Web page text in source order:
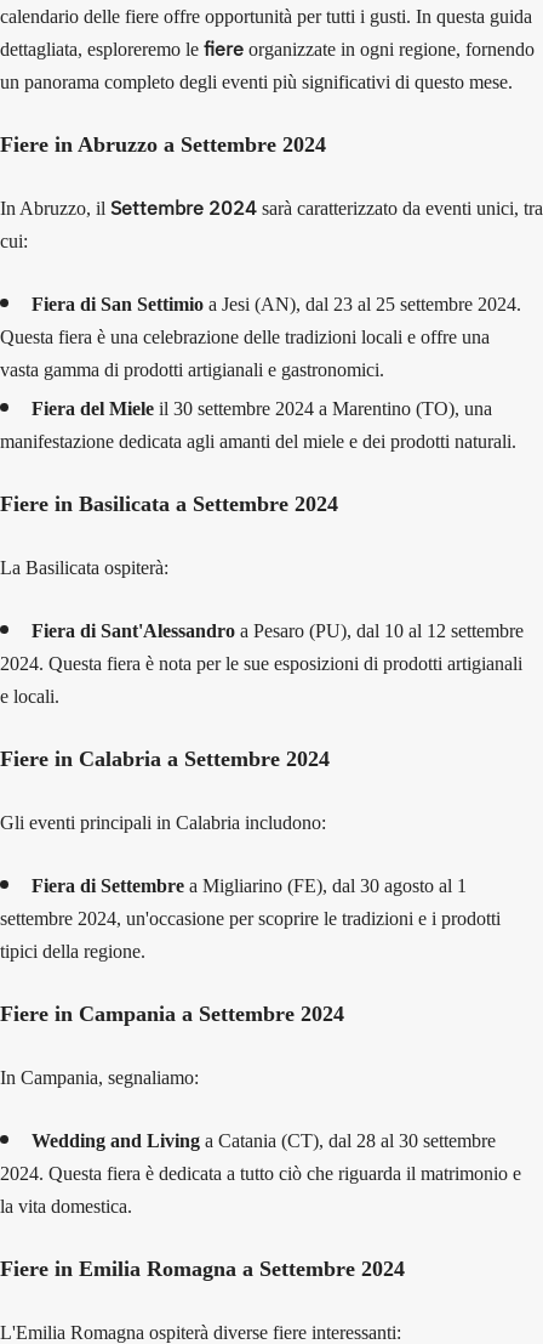
calendario delle fiere offre opportunità per tutti i gusti. In questa guida
dettagliata, esploreremo le fiere organizzate in ogni regione, fornendo
un panorama completo degli eventi più significativi di questo mese.
Fiere in Abruzzo a Settembre 2024
In Abruzzo, il Settembre 2024 sarà caratterizzato da eventi unici, tra
cui:
Fiera di San Settimio a Jesi (AN), dal 23 al 25 settembre 2024.
Questa fiera è una celebrazione delle tradizioni locali e offre una
vasta gamma di prodotti artigianali e gastronomici.
Fiera del Miele il 30 settembre 2024 a Marentino (TO), una
manifestazione dedicata agli amanti del miele e dei prodotti naturali.
Fiere in Basilicata a Settembre 2024
La Basilicata ospiterà:
Fiera di Sant'Alessandro a Pesaro (PU), dal 10 al 12 settembre
2024. Questa fiera è nota per le sue esposizioni di prodotti artigianali
e locali.
Fiere in Calabria a Settembre 2024
Gli eventi principali in Calabria includono:
Fiera di Settembre a Migliarino (FE), dal 30 agosto al 1
settembre 2024, un'occasione per scoprire le tradizioni e i prodotti
tipici della regione.
Fiere in Campania a Settembre 2024
In Campania, segnaliamo:
Wedding and Living a Catania (CT), dal 28 al 30 settembre
2024. Questa fiera è dedicata a tutto ciò che riguarda il matrimonio e
la vita domestica.
Fiere in Emilia Romagna a Settembre 2024
L'Emilia Romagna ospiterà diverse fiere interessanti: